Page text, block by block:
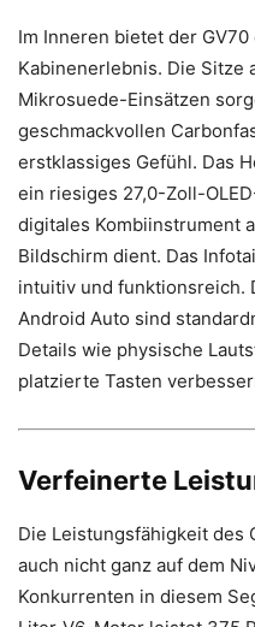
Im Inneren bietet der
Kabinenerlebnis. Die Sitze
Mikrosuede-Einsätzen
geschmackvollen
erstklassiges Gefühl. Das
ein riesiges 27,0-Zoll-
digitales Kombiinstrument
Bildschirm dient. Das
intuitiv und funktionsreich.
Android Auto sind
Details wie physische
platzierte Tasten
Verfeinerte
Die Leistungsfähigkeit des
auch nicht ganz auf dem
Konkurrenten in diesem